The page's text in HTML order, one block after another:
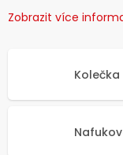
Zobrazit více